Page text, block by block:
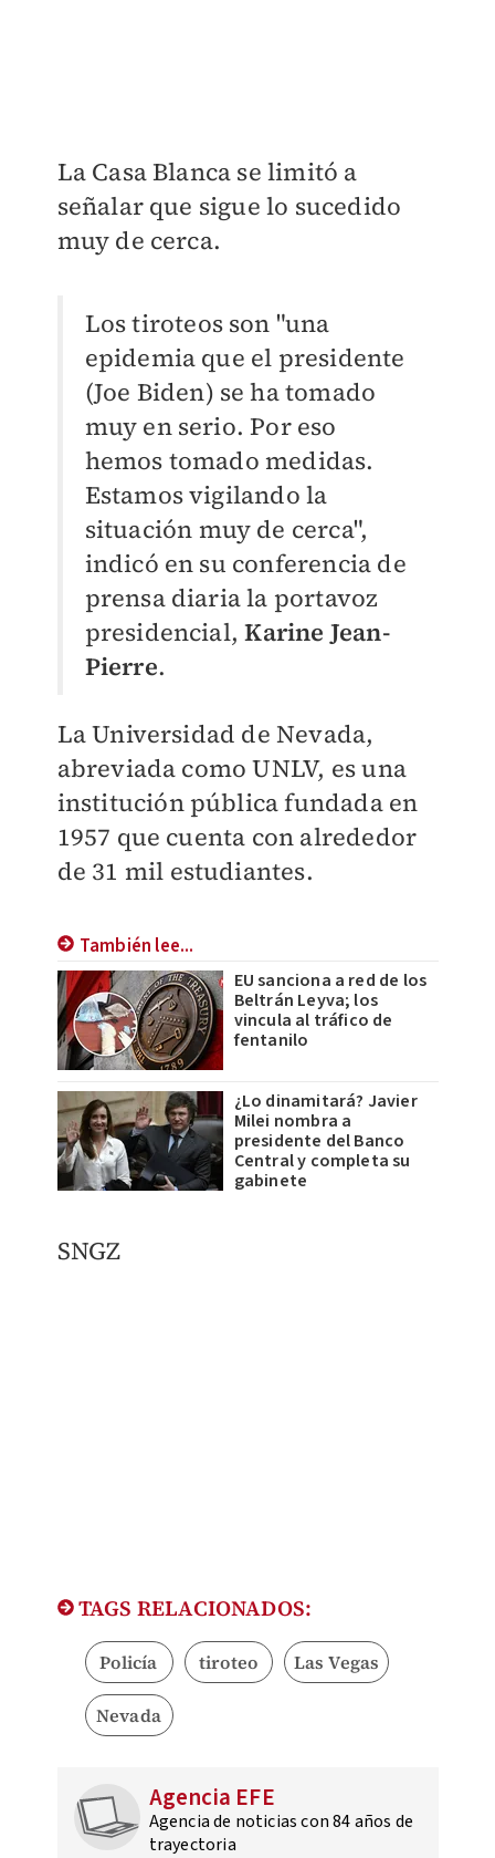
La Casa Blanca se limitó a
señalar que sigue lo sucedido
muy de cerca.
Los tiroteos son "una
epidemia que el presidente
(Joe Biden) se ha tomado
muy en serio. Por eso
hemos tomado medidas.
Estamos vigilando la
situación muy de cerca",
indicó en su conferencia de
prensa diaria la portavoz
presidencial,Karine Jean-
Pierre.
La Universidad de Nevada,
abreviada como UNLV, es una
institución pública fundada en
1957 que cuenta con alrededor
de 31 mil estudiantes.
También lee...
EU sanciona a red de los
Beltrán Leyva; los
vincula al tráfico de
fentanilo
¿Lo dinamitará? Javier
Milei nombra a
presidente del Banco
Central y completa su
gabinete
SNGZ
TAGS RELACIONADOS:
Policía tiroteo Las Vegas
Nevada
Agencia EFE
Agencia de noticias con 84 años de
trayectoria